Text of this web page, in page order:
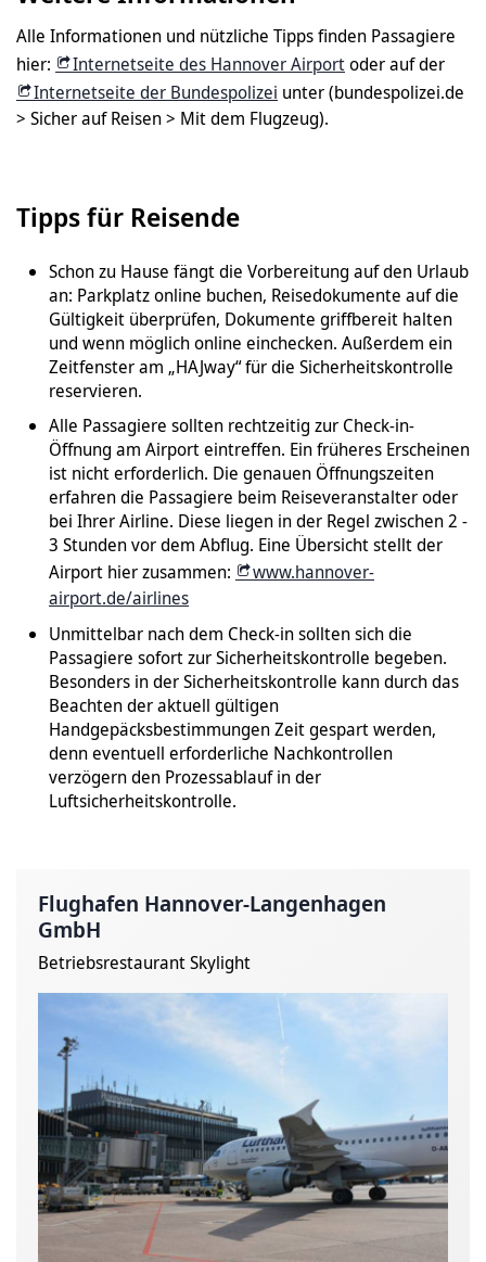
Alle Informationen und nützliche Tipps finden Passagiere
hier:
Internetseite des Hannover Airportoder auf der
Internetseite der Bundespolizei unter (bundespolizei.de
> Sicher auf Reisen > Mit dem Flugzeug).
Tipps für Reisende
Schon zu Hause fängt die Vorbereitung auf den Urlaub
an: Parkplatz online buchen, Reisedokumente auf die
Gültigkeit überprüfen, Dokumente griffbereit halten
und wenn möglich online einchecken. Außerdem ein
Zeitfenster am „HAJway“ für die Sicherheitskontrolle
reservieren.
Alle Passagiere sollten rechtzeitig zur Check-in-
Öffnung am Airport eintreffen. Ein früheres Erscheinen
ist nicht erforderlich. Die genauen Öffnungszeiten
erfahren die Passagiere beim Reiseveranstalter oder
bei Ihrer Airline. Diese liegen in der Regel zwischen 2 -
3 Stunden vor dem Abflug. Eine Übersicht stellt der
Airport hier zusammen:
www.hannover-
airport.de/airlines
Unmittelbar nach dem Check-in sollten sich die
Passagiere sofort zur Sicherheitskontrolle begeben.
Besonders in der Sicherheitskontrolle kann durch das
Beachten der aktuell gültigen
Handgepäcksbestimmungen Zeit gespart werden,
denn eventuell erforderliche Nachkontrollen
verzögern den Prozessablauf in der
Luftsicherheitskontrolle.
Flughafen Hannover-Langenhagen
GmbH
Betriebsrestaurant Skylight